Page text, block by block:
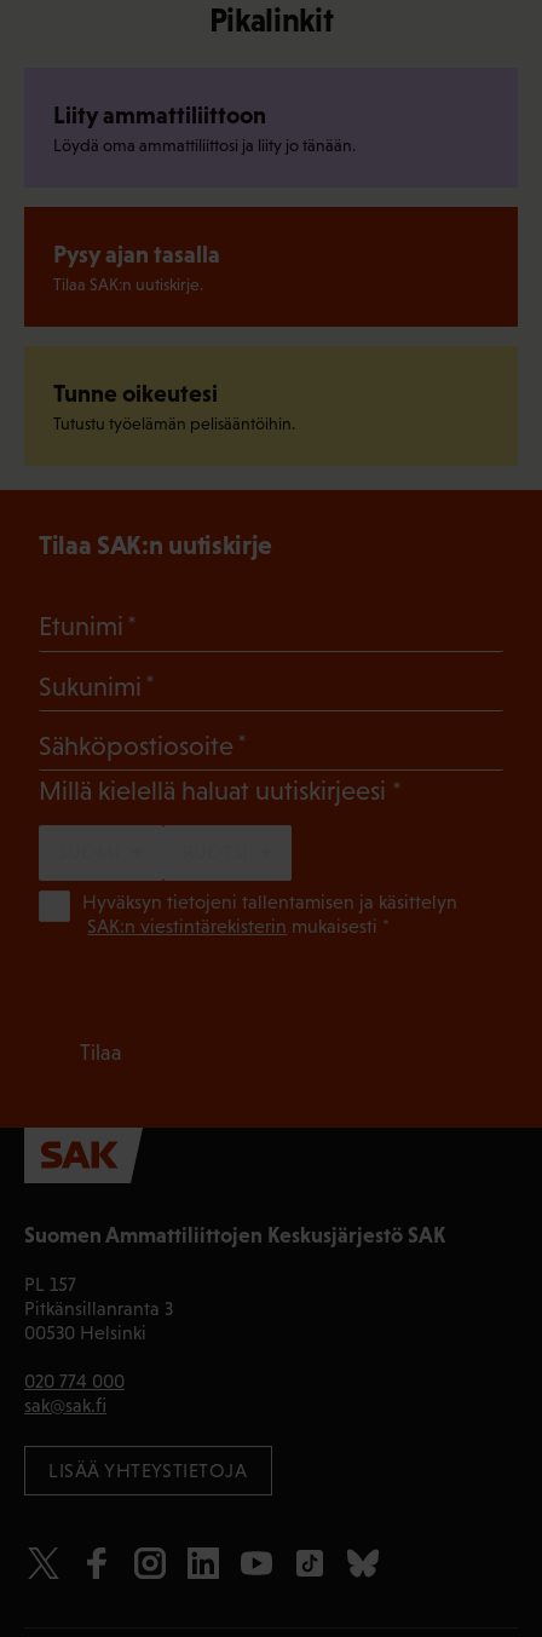
Pikalinkit
Liity ammattiliittoon
Löydä oma ammattiliittosi ja liity jo tänään.
Pysy ajan tasalla
Tilaa SAK:n uutiskirje.
Tunne oikeutesi
Tutustu työelämän pelisääntöihin.
Suomen Ammattiliittojen Keskusjärjestö SAK
PL 157
Pitkänsillanranta 3
00530 Helsinki
020 774 000
sak@sak.fi
LISÄÄ YHTEYSTIETOJA
Tilaa SAK:n uutiskirje
Etunimi
Sukunimi
Sähköpostiosoite
Millä kielellä haluat uutiskirjeesi (Pakollinen)
Hyväksyn tietojeni tallentamisen ja käsittelyn
SAK:n viestintärekisterin mukaisesti *
Tilaa